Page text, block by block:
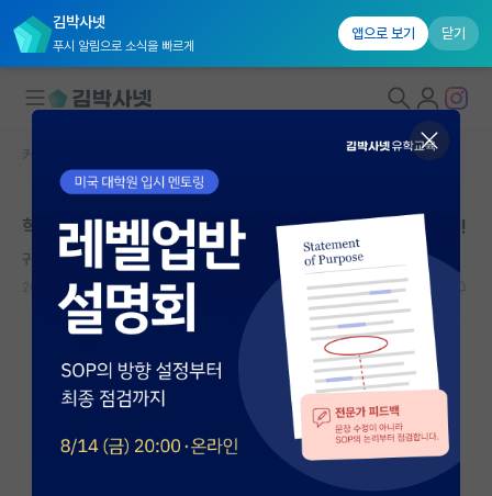
김박사넷
푸시 알림으로 소식을 빠르게
앱으로 보기 닫기
대학원생 모집
국내대학원 정보
연구실&오픈랩
커뮤니티
커뮤니티 홈
전체글보기
베스트 게시판
커뮤니티 홈
학부 졸업 후 다이렉트 미국 박사 관련 고견을 여쭙습니다!
귀여운 노엄 촘스키
2026.03.30 27 4262